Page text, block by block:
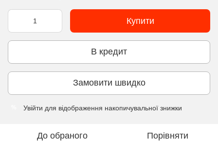
Купити
В кредит
Замовити швидко
Увійти для відображення накопичувальної знижки
До обраного Порівняти